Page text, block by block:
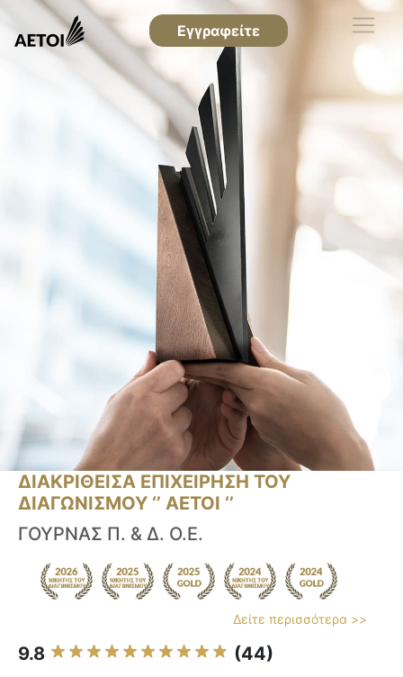
Εγγραφείτε
ΔΙΑΚΡΙΘΕΙΣΑ ΕΠΙΧΕΙΡΗΣΗ ΤΟΥ
ΔΙΑΓΩΝΙΣΜΟΥ ‘’ ΑΕΤΟΙ ‘’
ΓΟΥΡΝΑΣ Π. & Δ. Ο.Ε.
Δείτε περισσότερα >>
9.8 (44)